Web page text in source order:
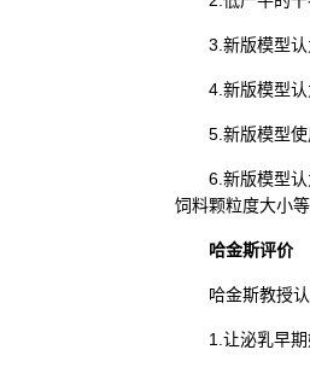
3.新版模型认为
4.新版模型认为
5.新版模型使用
6.新版模型认为
饲料颗粒度大小
哈金斯评价
哈金斯教授认
1.让泌乳早期奶